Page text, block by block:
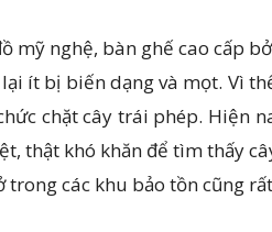
mỹ nghệ, bàn ghế cao cấp
ít bị biến dạng và mọt. Vì
chặt cây trái phép. Hiện
thật khó khăn để tìm thấy
các khu bảo tồn cũng